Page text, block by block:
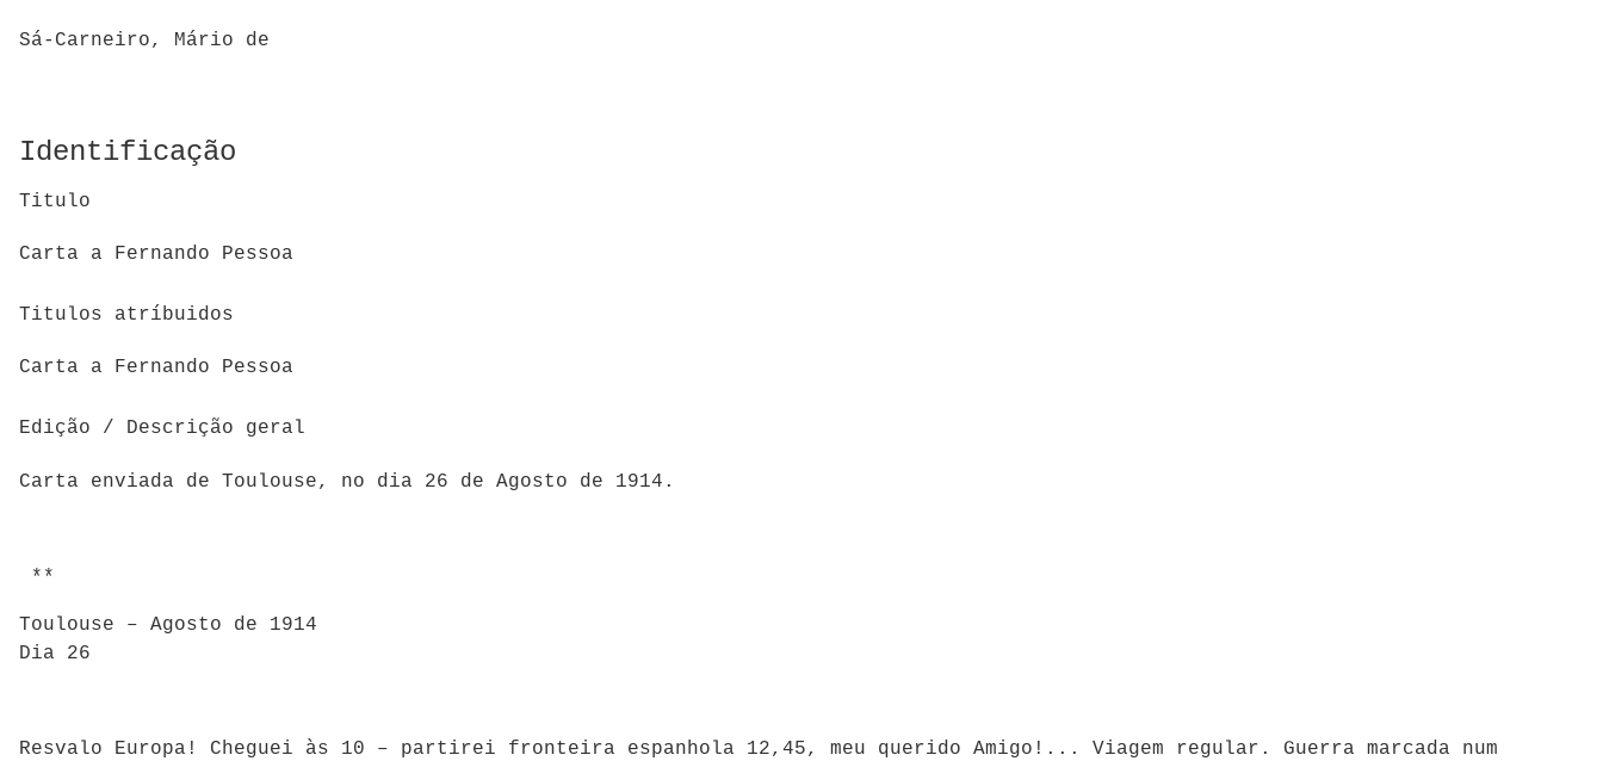
Sá-Carneiro, Mário de
Identificação
Titulo
Carta a Fernando Pessoa
Titulos atríbuidos
Carta a Fernando Pessoa
Edição / Descrição geral
Carta enviada de Toulouse, no dia 26 de Agosto de 1914.
**
Toulouse – Agosto de 1914
Dia 26
Resvalo Europa! Cheguei às 10 – partirei fronteira espanhola 12,45, meu querido Amigo!... Viagem regular. Guerra marcada num